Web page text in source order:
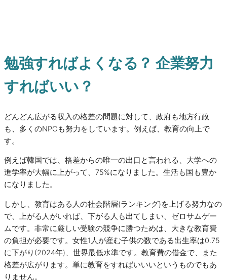
勉強すればよくなる？ 企業努力
すればいい？
どんどん広がる収入の格差の問題に対して、政府も地方行政
も、多くのNPOも努力をしています。例えば、教育の向上で
す。
例えば韓国では、格差からの唯一の出口と言われる、大学への
進学率が大幅に上がって、75%になりました。生活も国も豊か
になりました。
しかし、教育はある人の社会階層(ランキング)を上げる努力なの
で、上がる人がいれば、下がる人も出てしまい、ゼロサムゲー
ムです。非常に厳しい受験の競争に勝つためは、大きな教育費
の負担が必要です。女性1人が産む子供の数である出生率は0.75
に下がり(2024年)、世界最低水準です。教育費の借金で、また
格差が広がります。単に教育をすればいいいというものでもあ
りません。